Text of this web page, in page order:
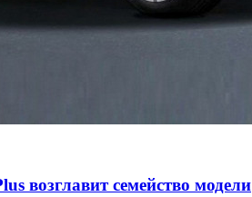
возглавит семейство модели